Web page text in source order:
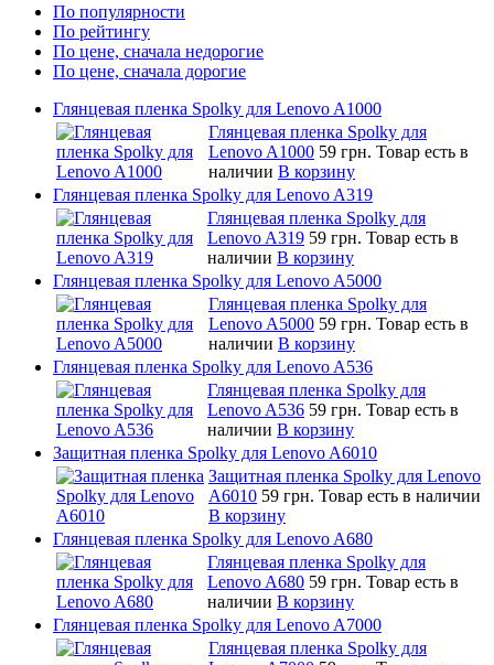
По популярности
По рейтингу
По цене, сначала недорогие
По цене, сначала дорогие
Глянцевая пленка Spolky для Lenovo A1000
Глянцевая пленка Spolky для
Lenovo A1000 59 грн. Товар есть в
наличии В корзину
Глянцевая пленка Spolky для Lenovo A319
Глянцевая пленка Spolky для
Lenovo A319 59 грн. Товар есть в
наличии В корзину
Глянцевая пленка Spolky для Lenovo A5000
Глянцевая пленка Spolky для
Lenovo A5000 59 грн. Товар есть в
наличии В корзину
Глянцевая пленка Spolky для Lenovo A536
Глянцевая пленка Spolky для
Lenovo A536 59 грн. Товар есть в
наличии В корзину
Защитная пленка Spolky для Lenovo A6010
Защитная пленка Spolky для Lenovo
A6010 59 грн. Товар есть в наличии
В корзину
Глянцевая пленка Spolky для Lenovo A680
Глянцевая пленка Spolky для
Lenovo A680 59 грн. Товар есть в
наличии В корзину
Глянцевая пленка Spolky для Lenovo A7000
Глянцевая пленка Spolky для